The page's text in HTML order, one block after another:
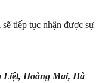
tiếp tục nhận được sự
Liệt, Hoàng Mai, Hà